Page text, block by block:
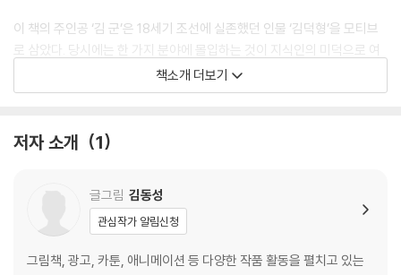
이 책의 주인공 ‘김 군’은 18세기 조선에 실존했던 인물 ‘김덕형’을 모티브
로 삼았다. 당시에는 한 가지 분야에 몰입하는 것이 지식인의 미덕으로 여
겨지던 풍조가 있었는데, 김덕형은 그중 꽃을 사랑하는 것으로 유명한 화
가였다. 조선 후기의 실학자인 박제가는 김덕형의 화집 『백화보』에 서문을
다. 그런 김 군을 보고, 미친 놈 아니면 멍청이라고 손가락질하고 비웃는 자
가 한둘이 아니다. (…) 김 군은 만물을 마음의 스승으로 삼고 있다. 김 군의
공신의 하나로 기록될 것이며, ‘향기의 나라’에서 제사를 올리는 위인으로
책소개 더보기
저자 소개 1
글그림 김동성
관심작가 알림신청
그림책, 광고, 카툰, 애니메이션 등 다양한 작품 활동을 펼치고 있는